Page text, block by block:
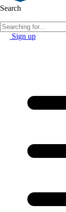
Search
Sign up